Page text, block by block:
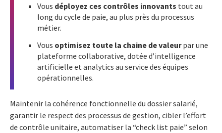
Vous déployez ces contrôles innovants tout au
long du cycle de paie, au plus près du processus
métier.
Vous optimisez toute la chaine de valeurpar une
plateforme collaborative, dotée d’intelligence
artificielle et analytics au service des équipes
opérationnelles.
Maintenir la cohérence fonctionnelle du dossier salarié,
garantir le respect des processus de gestion, cibler l’effort
de contrôle unitaire, automatiser la “check list paie” selon